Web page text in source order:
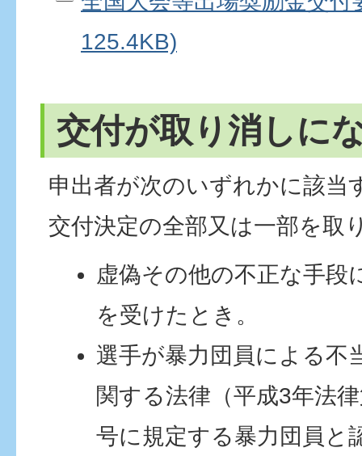
125.4KB)
交付が取り消しに
申出者が次のいずれかに該当
交付決定の全部又は一部を取
虚偽その他の不正な手段
を受けたとき。
選手が暴力団員による不
関する法律（平成3年法
号に規定する暴力団員と